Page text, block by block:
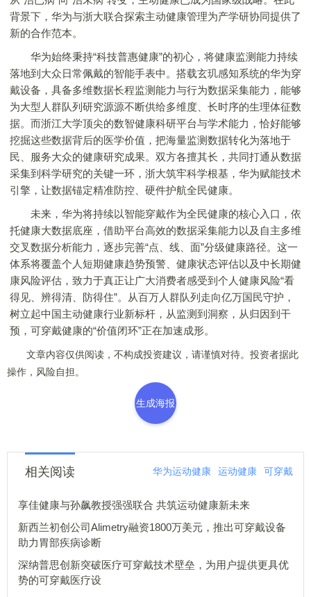
背景下，华为与浙大联合探索主动健康管理为产学研协同提供了
新的合作范本。
华为始终秉持“科技普惠健康”的初心，将健康监测能力持续
落地到大众日常佩戴的智能手表中。搭载玄玑感知系统的华为穿
戴设备，具备多维数据长程监测能力与行为数据采集能力，能够
为大型人群队列研究源源不断供给多维度、长时序的生理体征数
据。而浙江大学顶尖的数智健康科研平台与学术能力，恰好能够
挖掘这些数据背后的医学价值，把海量监测数据转化为落地于
民、服务大众的健康研究成果。双方各擅其长，共同打通从数据
采集到科学研究的关键一环，浙大筑牢科学根基，华为赋能技术
引擎，让数据锚定精准防控、硬件护航全民健康。
未来，华为将持续以智能穿戴作为全民健康的核心入口，依
托健康大数据底座，借助平台高效的数据采集能力以及自主多维
交叉数据分析能力，逐步完善“点、线、面”分级健康路径。这一
体系将覆盖个人短期健康趋势预警、健康状态评估以及中长期健
康风险评估，致力于真正让广大消费者感受到个人健康风险“看
得见、辨得清、防得住”。从百万人群队列走向亿万国民守护，
树立起中国主动健康行业新标杆，从监测到洞察，从归因到干
预，可穿戴健康的“价值闭环”正在加速成形。
文章内容仅供阅读，不构成投资建议，请谨慎对待。投资者据此
操作，风险自担。
生成海报
相关阅读 华为运动健康 运动健康 可穿戴
享佳健康与孙飙教授强强联合 共筑运动健康新未来
新西兰初创公司Alimetry融资1800万美元，推出可穿戴设备
助力胃部疾病诊断
深纳普思创新突破医疗可穿戴技术壁垒，为用户提供更具优
势的可穿戴医疗设